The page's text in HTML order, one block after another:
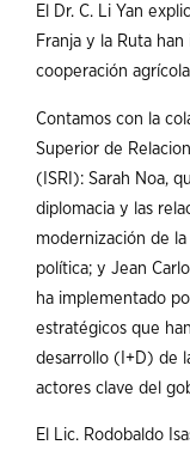
El Dr. C. Li Yan
Franja y la Ruta
cooperación
Contamos con la
Superior de
(ISRI): Sarah Noa,
diplomacia y las
modernización de
política; y Jean
ha implementado
estratégicos que
desarrollo (I+D) de
actores clave del
El Lic. Rodobaldo